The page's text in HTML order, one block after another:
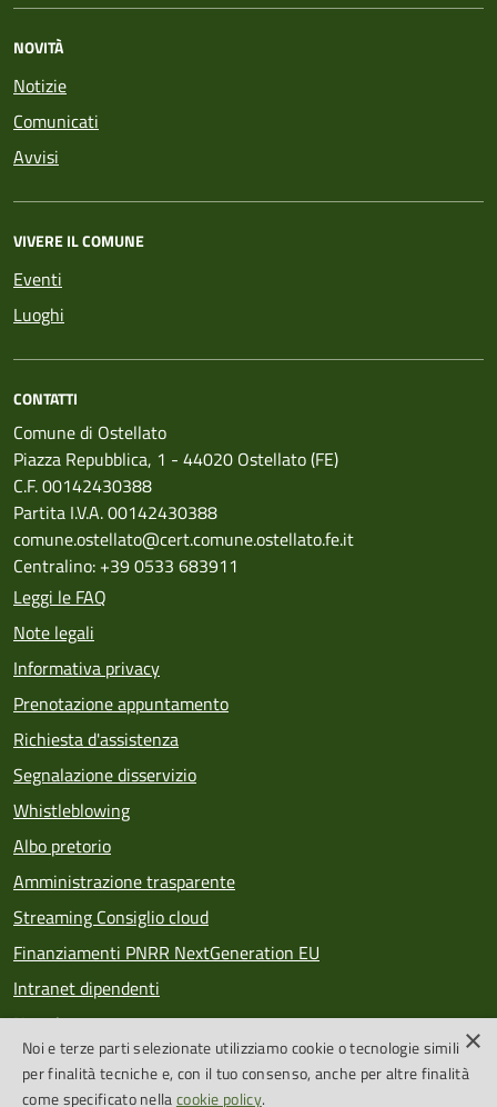
NOVITÀ
Notizie
Comunicati
Avvisi
VIVERE IL COMUNE
Eventi
Luoghi
CONTATTI
Comune di Ostellato
Piazza Repubblica, 1 - 44020 Ostellato (FE)
C.F. 00142430388
Partita I.V.A. 00142430388
comune.ostellato@cert.comune.ostellato.fe.it
Centralino: +39 0533 683911
Leggi le FAQ
Note legali
Informativa privacy
Prenotazione appuntamento
Richiesta d'assistenza
Segnalazione disservizio
Whistleblowing
Albo pretorio
Amministrazione trasparente
Streaming Consiglio cloud
Finanziamenti PNRR NextGeneration EU
Intranet dipendenti
Newsletter
PagoPA
×
Noi e terze parti selezionate utilizziamo cookie o tecnologie simili
per finalità tecniche e, con il tuo consenso, anche per altre finalità
come specificato nellacookie policy.